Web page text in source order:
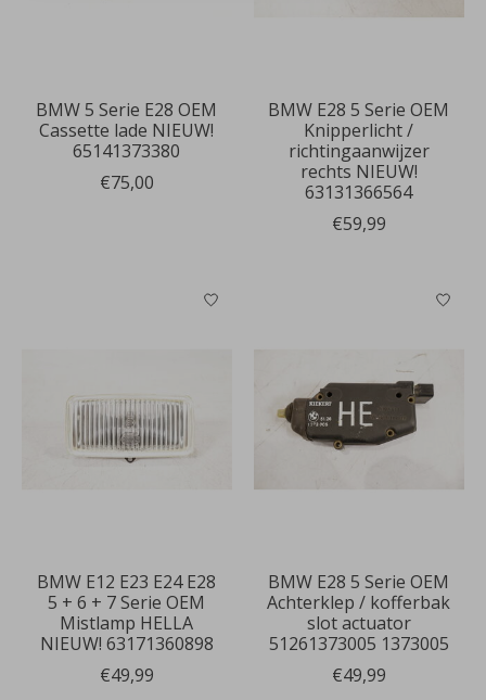
BMW 5 Serie E28 OEM
Cassette lade NIEUW!
65141373380
€75,00
BMW E28 5 Serie OEM
Knipperlicht /
richtingaanwijzer
rechts NIEUW!
63131366564
€59,99
BMW E12 E23 E24 E28
5 + 6 + 7 Serie OEM
Mistlamp HELLA
NIEUW! 63171360898
€49,99
BMW E28 5 Serie OEM
Achterklep / kofferbak
slot actuator
51261373005 1373005
€49,99